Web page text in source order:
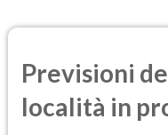
Previsioni
località in